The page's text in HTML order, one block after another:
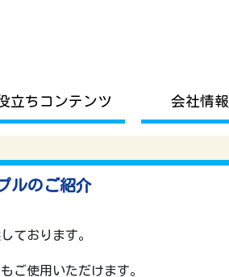
立ちコンテンツ 会社情報
ルのご紹介
ております。
ご使用いただけます。